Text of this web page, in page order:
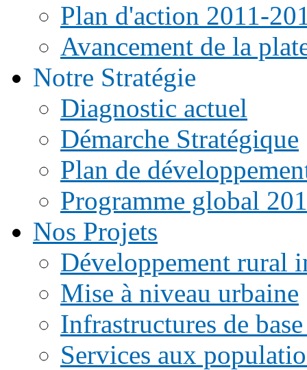
Plan d'action 2011-
Avancement de la
Notre Stratégie
Diagnostic actuel
Démarche Stratégique
Plan de
Programme global
Nos Projets
Développement rural
Mise à niveau urbaine
Infrastructures de
Services aux